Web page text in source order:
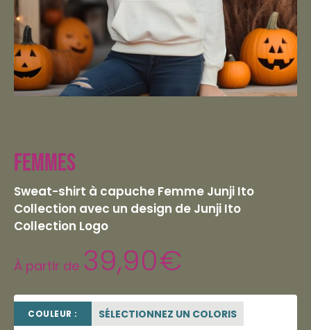
Femmes
Sweat-shirt à capuche Femme Junji Ito
Collection avec un design de Junji Ito
Collection Logo
À partir de 39,90€
COULEUR : SÉLECTIONNEZ UN COLORIS